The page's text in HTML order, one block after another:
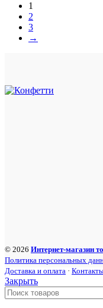
1
2
3
→
© 2026 Интернет-магазин
Политика персональных
Доставка и оплата ·
Закрыть